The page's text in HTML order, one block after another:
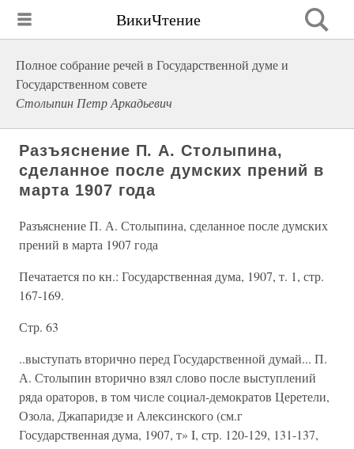
ВикиЧтение
Полное собрание речей в Государственной думе и
Государственном совете
Столыпин Петр Аркадьевич
Разъяснение П. А. Столыпина,
сделанное после думских прений в
марта 1907 года
Разъяснение П. А. Столыпина, сделанное после думских
прений в марта 1907 года
Печатается по кн.: Государственная дума, 1907, т. 1, стр.
167-169.
Стр. 63
..выступать вторично перед Государственной думай... П.
А. Столыпин вторично взял слово после выступлений
ряда ораторов, в том числе социал-демократов Церетели,
Озола, Джапаридзе и Алексинского (см.г
Государственная дума, 1907, т» I, стр. 120-129, 131-137,